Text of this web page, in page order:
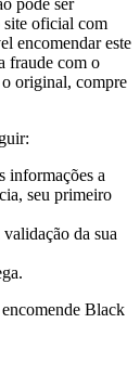
pode ser
site oficial com
encomendar este
fraude com o
original, compre
informações a
seu primeiro
da sua
Black